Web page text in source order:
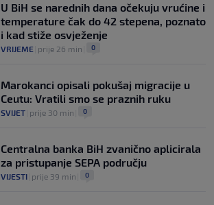
U BiH se narednih dana očekuju vrućine i
temperature čak do 42 stepena, poznato
i kad stiže osvježenje
VRIJEME prije 26 min 0
Marokanci opisali pokušaj migracije u
Ceutu: Vratili smo se praznih ruku
SVIJET prije 30 min 0
Centralna banka BiH zvanično aplicirala
za pristupanje SEPA području
VIJESTI prije 39 min 0